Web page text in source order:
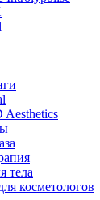
Aesthetics
тела
косметологов